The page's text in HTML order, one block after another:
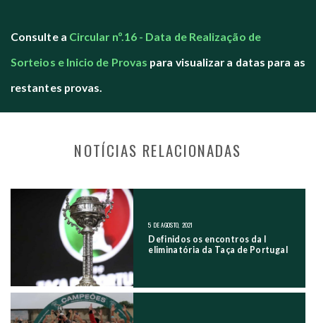
Consulte a Circular nº.16 - Data de Realização de
Sorteios e Inicio de Provas para visualizar a datas para as
restantes provas.
NOTÍCIAS RELACIONADAS
NAVEGAÇÃO NOS POSTS
5 DE AGOSTO, 2021
Definidos os encontros da I
eliminatória da Taça de Portugal